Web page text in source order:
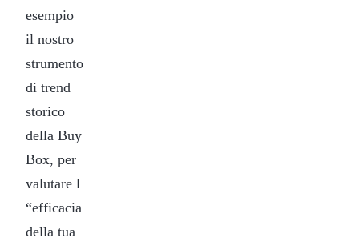
esempio
il nostro
strumento
di trend
storico
della Buy
Box, per
valutare l
“efficacia
della tua